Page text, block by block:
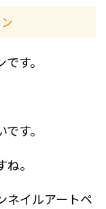
す。
す。
。
イルアートペ